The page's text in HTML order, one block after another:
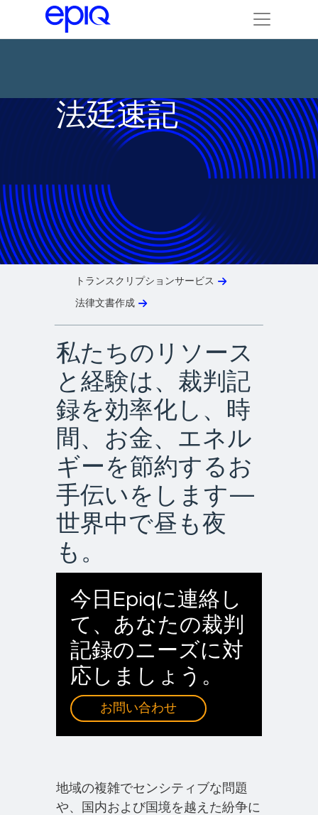
法廷速記
法廷速記
トランスクリプションサービス
法律文書作成
私たちのリソース
と経験は、裁判記
録を効率化し、時
間、お金、エネル
ギーを節約するお
手伝いをします—
世界中で昼も夜
も。
今日Epiqに連絡し
て、あなたの裁判
記録のニーズに対
応しましょう。
お問い合わせ
地域の複雑でセンシティブな問題
や、国内および国境を越えた紛争に